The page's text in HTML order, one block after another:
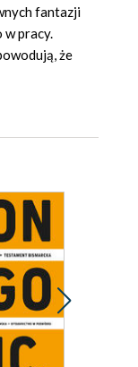
fantazji
pracy.
że